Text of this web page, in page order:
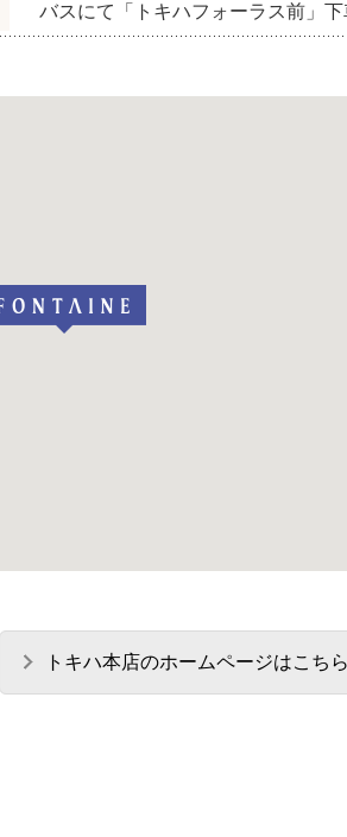
バスにて「トキハフォーラス前」下
トキハ本店のホームページはこち